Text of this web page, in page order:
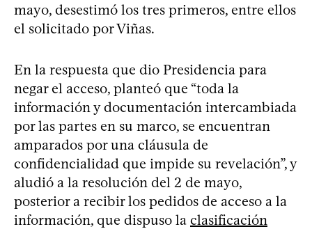
mayo, desestimó los tres primeros, entre ellos
el solicitado por Viñas.
En la respuesta que dio Presidencia para
negar el acceso, planteó que “toda la
información y documentación intercambiada
por las partes en su marco, se encuentran
amparados por una cláusula de
confidencialidad que impide su revelación”, y
aludió a la resolución del 2 de mayo,
posterior a recibir los pedidos de acceso a la
información, que dispuso la clasificación